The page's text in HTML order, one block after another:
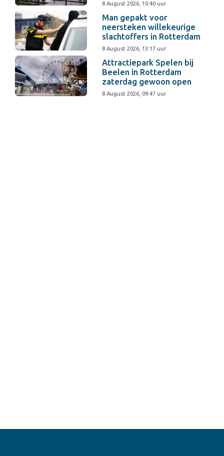
8 August 2026, 10:40 uur
Man gepakt voor
neersteken willekeurige
slachtoffers in Rotterdam
8 August 2026, 13:17 uur
Attractiepark Spelen bij
Beelen in Rotterdam
zaterdag gewoon open
8 August 2026, 09:47 uur